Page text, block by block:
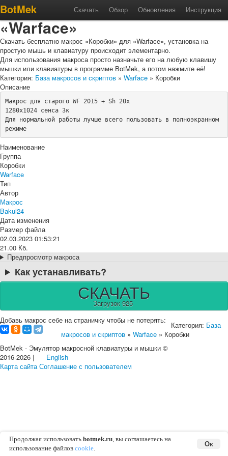
BotMek Скачать Обзор Обновления Инструкция
Макрос «Коробки» для
«Warface»
Скачать бесплатно макрос «Коробки» для «Warface», установка на
простую мышь и клавиатуру происходит элементарно.
Для использования макроса просто назначьте его на любую клавишу
мышки или клавиатуры в программе BotMek, а потом нажмите её!
Категория: База макросов и скриптов » Warface » Коробки
Описание
Макрос для старого WF 2015 + Sh 20х
1280х1024 сенса 3к
Для нормальной работы лучше всего пользовать в полноэкранном
режиме
Наименование
Группа
Коробки
Warface
Тип
Автор
Макрос
Bakul24
Дата изменения
Размер файла
02.03.2023 01:53:21
21.00 Кб.
Предпросмотр макроса
Как устанавливать?
СКАЧАТЬ
Загрузок 925
Добавь макрос себе на страничку чтобы не потерять:
Категория: База
макросов и скриптов » Warface » Коробки
BotMek - Эмулятор макросной клавиатуры и мышки ©
2016-2026 |
English
Карта сайта Соглашение с пользователем